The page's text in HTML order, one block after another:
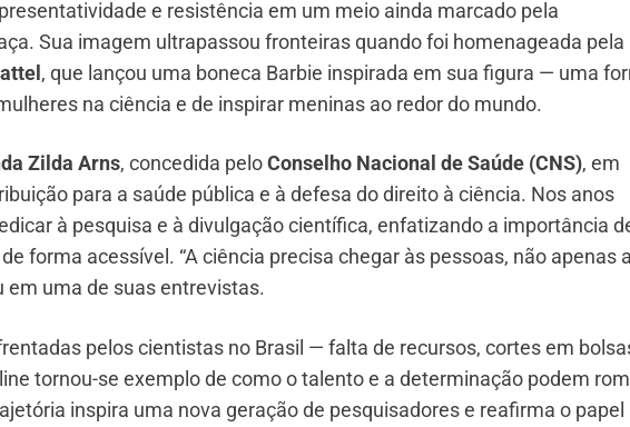
e resistência em um meio ainda marcado pela
Sua imagem ultrapassou fronteiras quando foi homenageada pela
, que lançou uma boneca Barbie inspirada em sua figura — uma
na ciência e de inspirar meninas ao redor do mundo.
Zilda Arns, concedida peloConselho Nacional de Saúde (CNS), em
para a saúde pública e à defesa do direito à ciência. Nos anos
à pesquisa e à divulgação científica, enfatizando a importância
forma acessível. “A ciência precisa chegar às pessoas, não apenas
em uma de suas entrevistas.
pelos cientistas no Brasil — falta de recursos, cortes em
tornou-se exemplo de como o talento e a determinação podem
inspira uma nova geração de pesquisadores e reafirma o papel